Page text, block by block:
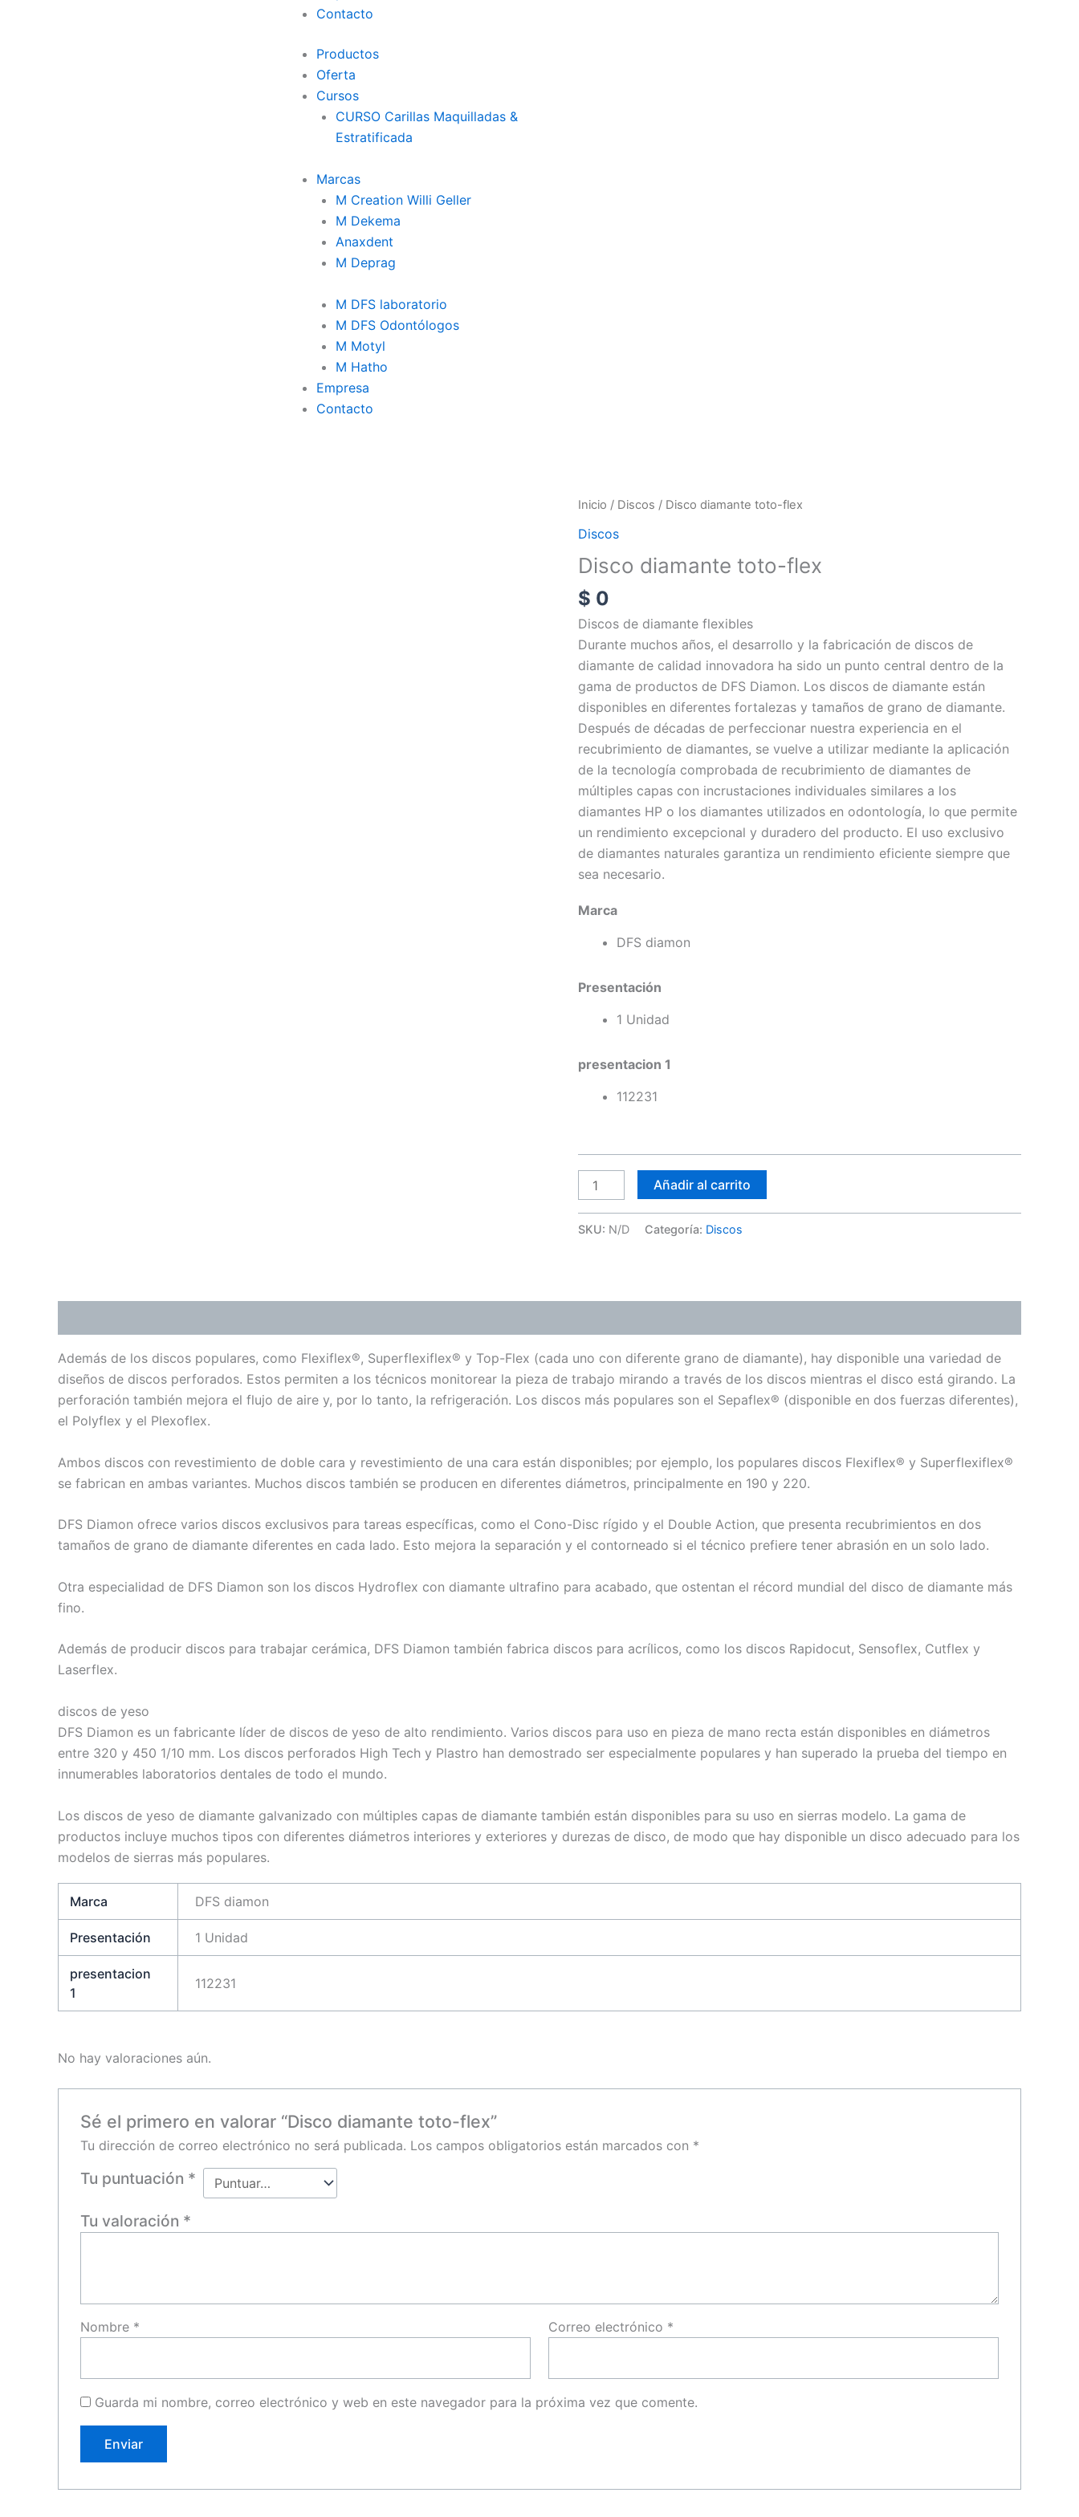
Contacto
Productos
Oferta
Cursos
CURSO Carillas Maquilladas &
Estratificada
Marcas
M Creation Willi Geller
M Dekema
Anaxdent
M Deprag
M DFS laboratorio
M DFS Odontólogos
M Motyl
M Hatho
Empresa
Contacto
Inicio / Discos / Disco diamante toto-flex
Discos
Disco diamante toto-flex
$ 0
Discos de diamante flexibles
Durante muchos años, el desarrollo y la fabricación de discos de
diamante de calidad innovadora ha sido un punto central dentro de la
gama de productos de DFS Diamon. Los discos de diamante están
disponibles en diferentes fortalezas y tamaños de grano de diamante.
Después de décadas de perfeccionar nuestra experiencia en el
recubrimiento de diamantes, se vuelve a utilizar mediante la aplicación
de la tecnología comprobada de recubrimiento de diamantes de
múltiples capas con incrustaciones individuales similares a los
diamantes HP o los diamantes utilizados en odontología, lo que permite
un rendimiento excepcional y duradero del producto. El uso exclusivo
de diamantes naturales garantiza un rendimiento eficiente siempre que
sea necesario.
Marca
DFS diamon
Presentación
1 Unidad
presentacion 1
112231
Disco
diamante
flex
cantidad
Añadir al carrito
SKU: N/D Categoría: Discos
Además de los discos populares, como Flexiflex®, Superflexiflex® y Top-Flex (cada uno con diferente grano de diamante), hay disponible una variedad de
diseños de discos perforados. Estos permiten a los técnicos monitorear la pieza de trabajo mirando a través de los discos mientras el disco está girando. La
perforación también mejora el flujo de aire y, por lo tanto, la refrigeración. Los discos más populares son el Sepaflex® (disponible en dos fuerzas diferentes),
el Polyflex y el Plexoflex.
Ambos discos con revestimiento de doble cara y revestimiento de una cara están disponibles; por ejemplo, los populares discos Flexiflex® y Superflexiflex®
se fabrican en ambas variantes. Muchos discos también se producen en diferentes diámetros, principalmente en 190 y 220.
DFS Diamon ofrece varios discos exclusivos para tareas específicas, como el Cono-Disc rígido y el Double Action, que presenta recubrimientos en dos
tamaños de grano de diamante diferentes en cada lado. Esto mejora la separación y el contorneado si el técnico prefiere tener abrasión en un solo lado.
Otra especialidad de DFS Diamon son los discos Hydroflex con diamante ultrafino para acabado, que ostentan el récord mundial del disco de diamante más
fino.
Además de producir discos para trabajar cerámica, DFS Diamon también fabrica discos para acrílicos, como los discos Rapidocut, Sensoflex, Cutflex y
Laserflex.
discos de yeso
DFS Diamon es un fabricante líder de discos de yeso de alto rendimiento. Varios discos para uso en pieza de mano recta están disponibles en diámetros
entre 320 y 450 1/10 mm. Los discos perforados High Tech y Plastro han demostrado ser especialmente populares y han superado la prueba del tiempo en
innumerables laboratorios dentales de todo el mundo.
Los discos de yeso de diamante galvanizado con múltiples capas de diamante también están disponibles para su uso en sierras modelo. La gama de
productos incluye muchos tipos con diferentes diámetros interiores y exteriores y durezas de disco, de modo que hay disponible un disco adecuado para los
modelos de sierras más populares.
Marca DFS diamon
Presentación 1 Unidad
presentacion
1
112231
No hay valoraciones aún.
Sé el primero en valorar “Disco diamante toto-flex”
Tu dirección de correo electrónico no será publicada. Los campos obligatorios están marcados con *
Tu puntuación *
Tu valoración *
Nombre * Correo electrónico *
Guarda mi nombre, correo electrónico y web en este navegador para la próxima vez que comente.